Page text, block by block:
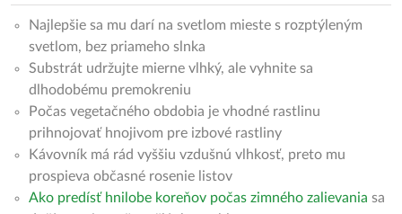
Najlepšie sa mu darí na svetlom mieste s rozptýleným
svetlom, bez priameho slnka
Substrát udržujte mierne vlhký, ale vyhnite sa
dlhodobému premokreniu
Počas vegetačného obdobia je vhodné rastlinu
prihnojovať hnojivom pre izbové rastliny
Kávovník má rád vyššiu vzdušnú vlhkosť, preto mu
prospieva občasné rosenie listov
Ako predísť hnilobe koreňov počas zimného zalievania sa